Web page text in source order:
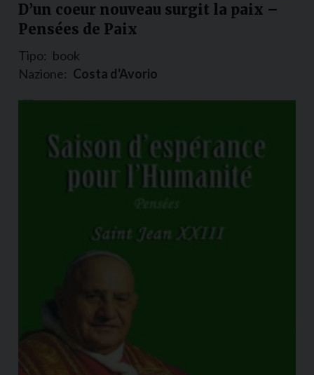
D’un coeur nouveau surgit la paix –
Pensées de Paix
Tipo: book
Nazione: Costa d'Avorio